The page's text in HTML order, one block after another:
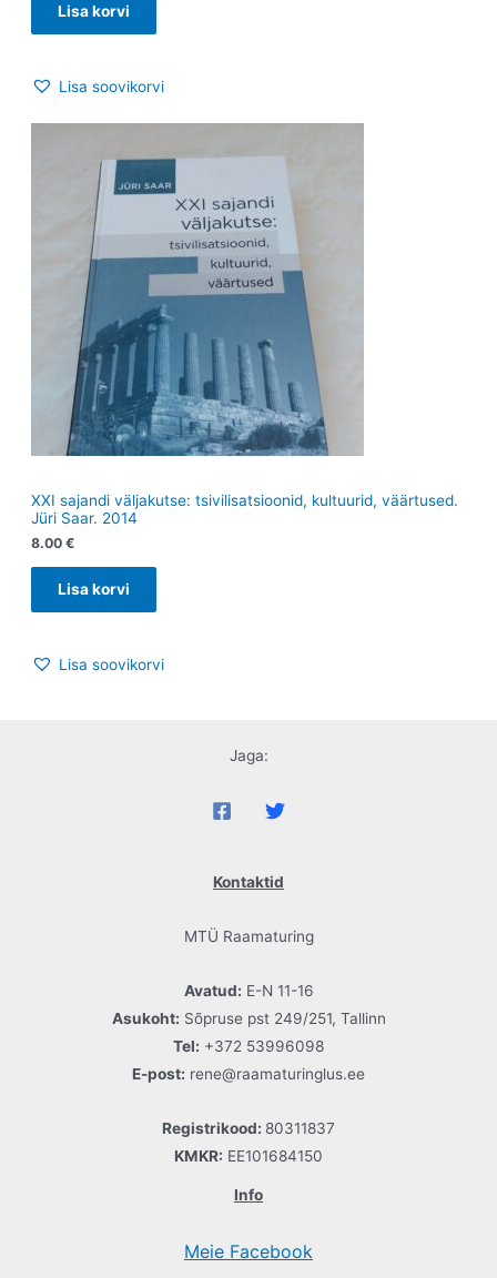
Lisa korvi
Lisa soovikorvi
XXI sajandi väljakutse: tsivilisatsioonid, kultuurid, väärtused.
Jüri Saar. 2014
8.00 €
Lisa korvi
Lisa soovikorvi
Jaga:
Kontaktid
MTÜ Raamaturing
Avatud: E-N 11-16
Asukoht: Sõpruse pst 249/251, Tallinn
Tel: +372 53996098
E-post: rene@raamaturinglus.ee
Registrikood: 80311837
KMKR: EE101684150
Info
Meie Facebook